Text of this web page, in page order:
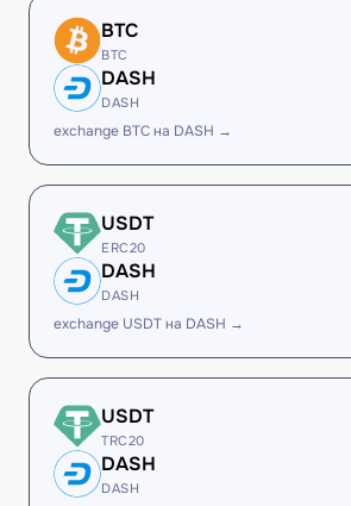
BTC
BTC
DASH
DASH
exchange BTC на DASH →
USDT
ERC20
DASH
DASH
exchange USDT на DASH →
USDT
TRC20
DASH
DASH